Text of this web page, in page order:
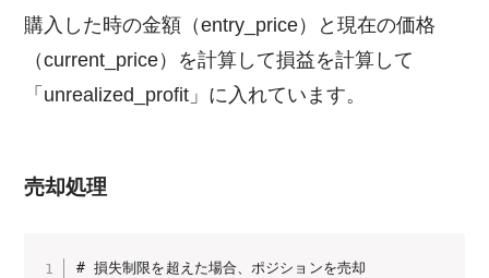
購入した時の金額（entry_price）と現在の価格
（current_price）を計算して損益を計算して
「unrealized_profit」に入れています。
売却処理
# 損失制限を超えた場合、ポジションを売却